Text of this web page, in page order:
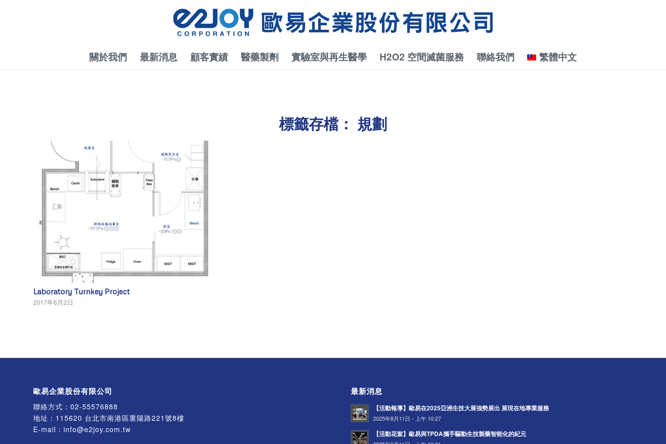
關於我們 最新消息 顧客實績 醫藥製劑 實驗室與再生醫學 H2O2 空間滅菌服務 聯絡我們 繁體中文
標籤存檔： 規劃
Laboratory Turnkey Project
2017年6月2日
歐易企業股份有限公司
聯絡方式： 02-55576888
地址：115620 台北市南港區重陽路221號8樓
E-mail： info@e2joy.com.tw
最新消息
【活動報導】歐易在2025亞洲生技大展強勢展出 展現在地專業服務
2025年8月11日 - 上午 10:27
【活動花絮】歐易與TPDA攜手驅動生技製藥智能化的紀元